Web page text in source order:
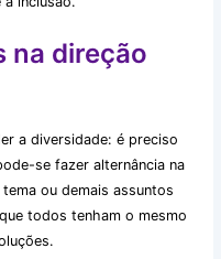
na direção
a diversidade: é preciso
se fazer alternância na
ou demais assuntos
todos tenham o mesmo